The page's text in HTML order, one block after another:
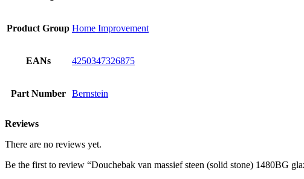
Product Group Home Improvement
EANs 4250347326875
Part Number Bernstein
Reviews
There are no reviews yet.
Be the first to review “Douchebak van massief steen (solid stone) 1480BG